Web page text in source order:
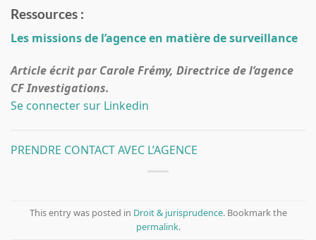
Ressources :
Les missions de l’agence en matière de surveillance
Article écrit par Carole Frémy, Directrice de l’agence
CF Investigations.
Se connecter sur Linkedin
PRENDRE CONTACT AVEC L’AGENCE
This entry was posted in Droit & jurisprudence. Bookmark the
permalink.